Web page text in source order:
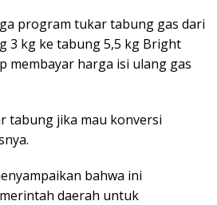
program tukar tabung gas dari
3 kg ke tabung 5,5 kg Bright
membayar harga isi ulang gas
tabung jika mau konversi
bahwa ini
daerah untuk